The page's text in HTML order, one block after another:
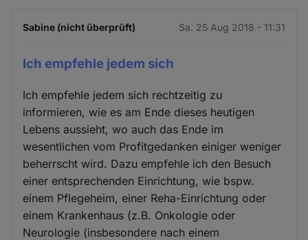
Sabine (nicht überprüft) Sa. 25 Aug 2018 - 11:31
Ich empfehle jedem sich
Ich empfehle jedem sich rechtzeitig zu
informieren, wie es am Ende dieses heutigen
Lebens aussieht, wo auch das Ende im
wesentlichen vom Profitgedanken einiger weniger
beherrscht wird. Dazu empfehle ich den Besuch
einer entsprechenden Einrichtung, wie bspw.
einem Pflegeheim, einer Reha-Einrichtung oder
einem Krankenhaus (z.B. Onkologie oder
Neurologie (insbesondere nach einem